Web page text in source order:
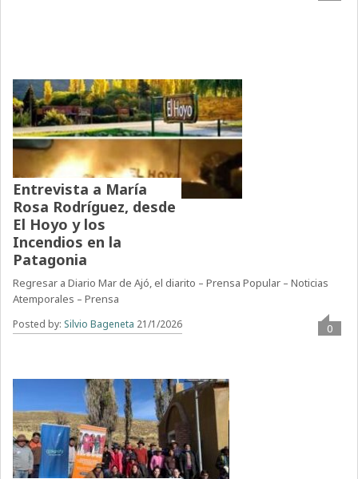
Entrevista a María
Rosa Rodríguez, desde
El Hoyo y los
Incendios en la
Patagonia
Regresar a Diario Mar de Ajó, el diarito – Prensa Popular – Noticias
Atemporales – Prensa
Posted by: Silvio Bageneta 21/1/2026 0